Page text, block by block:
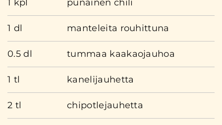
1 kpl punainen chili
1 dl manteleita rouhittuna
0.5 dl tummaa kaakaojauhoa
1 tl kanelijauhetta
2 tl chipotlejauhetta